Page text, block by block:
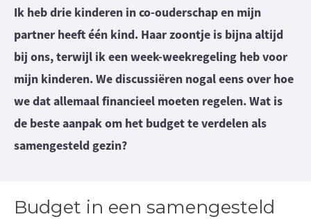
Ik heb drie kinderen in co-ouderschap en mijn
partner heeft één kind. Haar zoontje is bijna altijd
bij ons, terwijl ik een week-weekregeling heb voor
mijn kinderen. We discussiëren nogal eens over hoe
we dat allemaal financieel moeten regelen. Wat is
de beste aanpak om het budget te verdelen als
samengesteld gezin?
Budget in een samengesteld